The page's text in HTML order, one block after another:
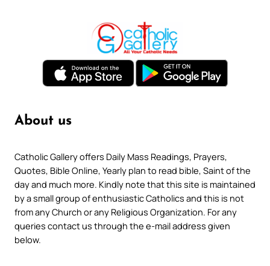
About us
Catholic Gallery offers Daily Mass Readings, Prayers,
Quotes, Bible Online, Yearly plan to read bible, Saint of the
day and much more. Kindly note that this site is maintained
by a small group of enthusiastic Catholics and this is not
from any Church or any Religious Organization. For any
queries contact us through the e-mail address given
below.